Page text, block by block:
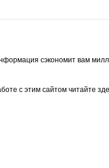
сэкономит вам
с этим сайтом читайте